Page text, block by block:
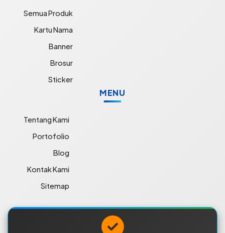
Semua Produk
Kartu Nama
Banner
Brosur
Sticker
MENU
Tentang Kami
Portofolio
Blog
Kontak Kami
Sitemap